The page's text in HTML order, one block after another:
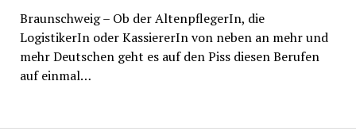
Braunschweig – Ob der AltenpflegerIn, die
LogistikerIn oder KassiererIn von neben an mehr und
mehr Deutschen geht es auf den Piss diesen Berufen
auf einmal…